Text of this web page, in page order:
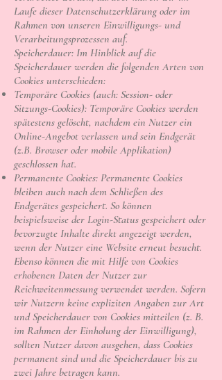
Laufe dieser Datenschutzerklärung oder im
Rahmen von unseren Einwilligungs- und
Verarbeitungsprozessen auf.
Speicherdauer: Im Hinblick auf die
Speicherdauer werden die folgenden Arten von
Cookies unterschieden:
Temporäre Cookies (auch: Session- oder
Sitzungs-Cookies): Temporäre Cookies werden
spätestens gelöscht, nachdem ein Nutzer ein
Online-Angebot verlassen und sein Endgerät
(z.B. Browser oder mobile Applikation)
geschlossen hat.
Permanente Cookies: Permanente Cookies
bleiben auch nach dem Schließen des
Endgerätes gespeichert. So können
beispielsweise der Login-Status gespeichert oder
bevorzugte Inhalte direkt angezeigt werden,
wenn der Nutzer eine Website erneut besucht.
Ebenso können die mit Hilfe von Cookies
erhobenen Daten der Nutzer zur
Reichweitenmessung verwendet werden. Sofern
wir Nutzern keine expliziten Angaben zur Art
und Speicherdauer von Cookies mitteilen (z. B.
im Rahmen der Einholung der Einwilligung),
sollten Nutzer davon ausgehen, dass Cookies
permanent sind und die Speicherdauer bis zu
zwei Jahre betragen kann.